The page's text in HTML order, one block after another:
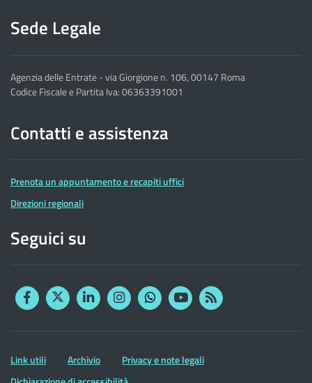
Sede Legale
Agenzia delle Entrate - via Giorgione n. 106, 00147 Roma
Codice Fiscale e Partita Iva: 06363391001
Contatti e assistenza
Prenota un appuntamento e recapiti uffici
Direzioni regionali
Seguici su
FacebookTwitterLinkedinInstagram
YouTubeRSS
Altre
informazioni
Link utili Archivio
Privacy e note legali